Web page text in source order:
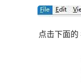
点击下面